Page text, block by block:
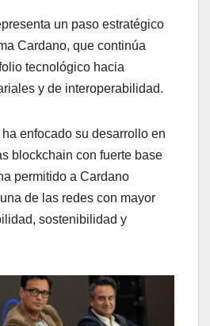
un paso estratégico
Cardano, que continúa
tecnológico hacia
y de interoperabilidad.
ha enfocado su desarrollo en
blockchain con fuerte base
permitido a Cardano
de las redes con mayor
sostenibilidad y